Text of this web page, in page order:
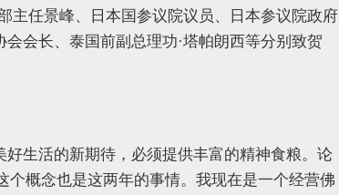
主任景峰、日本国参议院议员、日本参议院政府
会长、泰国前副总理功·塔帕朗西等分别致贺
生活的新期待，必须提供丰富的精神食粮。论
个概念也是这两年的事情。我现在是一个经营佛